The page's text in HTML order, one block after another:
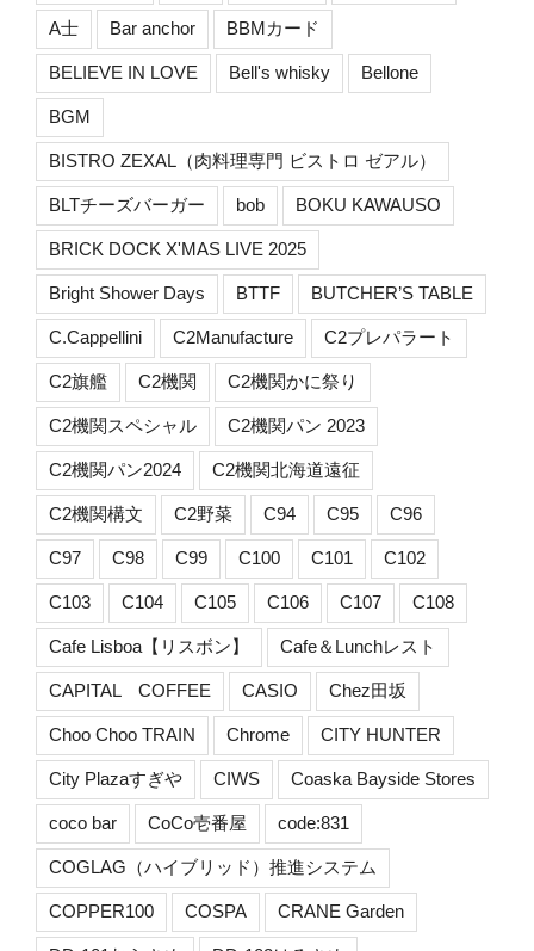
A士 Bar anchor BBMカード
BELIEVE IN LOVE Bell's whisky Bellone
BGM
BISTRO ZEXAL（肉料理専門 ビストロ ゼアル）
BLTチーズバーガー bob BOKU KAWAUSO
BRICK DOCK X'MAS LIVE 2025
Bright Shower Days BTTF BUTCHER’S TABLE
C.Cappellini C2Manufacture C2プレパラート
C2旗艦 C2機関 C2機関かに祭り
C2機関スペシャル C2機関パン 2023
C2機関パン2024 C2機関北海道遠征
C2機関構文 C2野菜 C94 C95 C96
C97 C98 C99 C100 C101 C102
C103 C104 C105 C106 C107 C108
Cafe Lisboa【リスボン】 Cafe＆Lunchレスト
CAPITAL COFFEE CASIO Chez田坂
Choo Choo TRAIN Chrome CITY HUNTER
City Plazaすぎや CIWS Coaska Bayside Stores
coco bar CoCo壱番屋 code:831
COGLAG（ハイブリッド）推進システム
COPPER100 COSPA CRANE Garden